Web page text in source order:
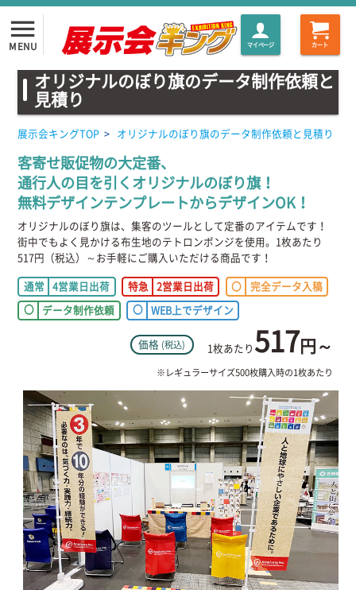
menu
MENU マイページ カート
オリジナルのぼり旗のデータ制作依頼と
見積り
展示会キングTOP > オリジナルのぼり旗のデータ制作依頼と見積り
客寄せ販促物の大定番、
通行人の目を引くオリジナルのぼり旗！
無料デザインテンプレートからデザインOK！
オリジナルのぼり旗は、集客のツールとして定番のアイテムです！
街中でもよく見かける布生地のテトロンポンジを使用。1枚あたり
517円（税込）～お手軽にご購入いただける商品です！
通常 4営業日出荷 特急 2営業日出荷 〇 完全データ入稿
〇 データ制作依頼 〇 WEB上でデザイン
価格 (税込) 1枚あたり 517円～
※レギュラーサイズ500枚購入時の1枚あたり